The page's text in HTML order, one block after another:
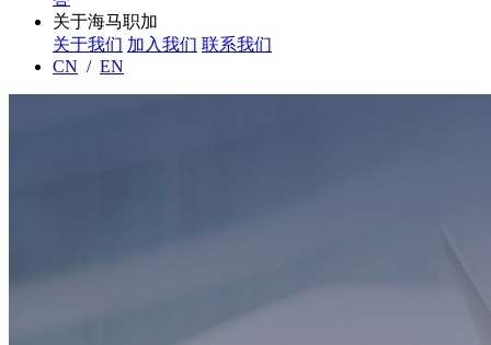
关于海马职加
关于我们 加入我们 联系我们
CN / EN